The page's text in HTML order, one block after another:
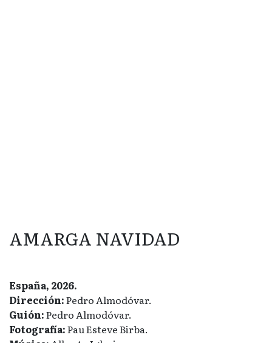
AMARGA NAVIDAD
España, 2026.
Dirección:Pedro Almodóvar.
Guión:Pedro Almodóvar.
Fotografía:Pau Esteve Birba.